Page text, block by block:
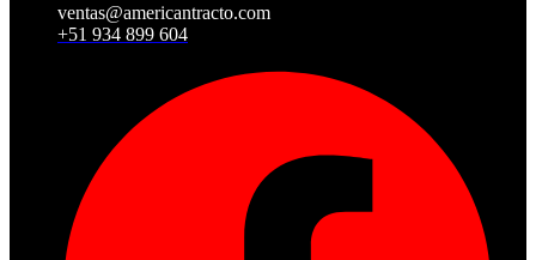
ventas@americantracto.com
+51 934 899 604